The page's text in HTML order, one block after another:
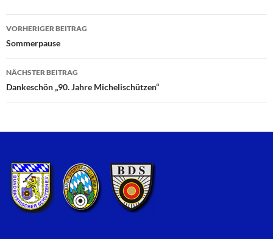
Beitragsnavigation
VORHERIGER BEITRAG
Sommerpause
NÄCHSTER BEITRAG
Dankeschön „90. Jahre Michelischützen“